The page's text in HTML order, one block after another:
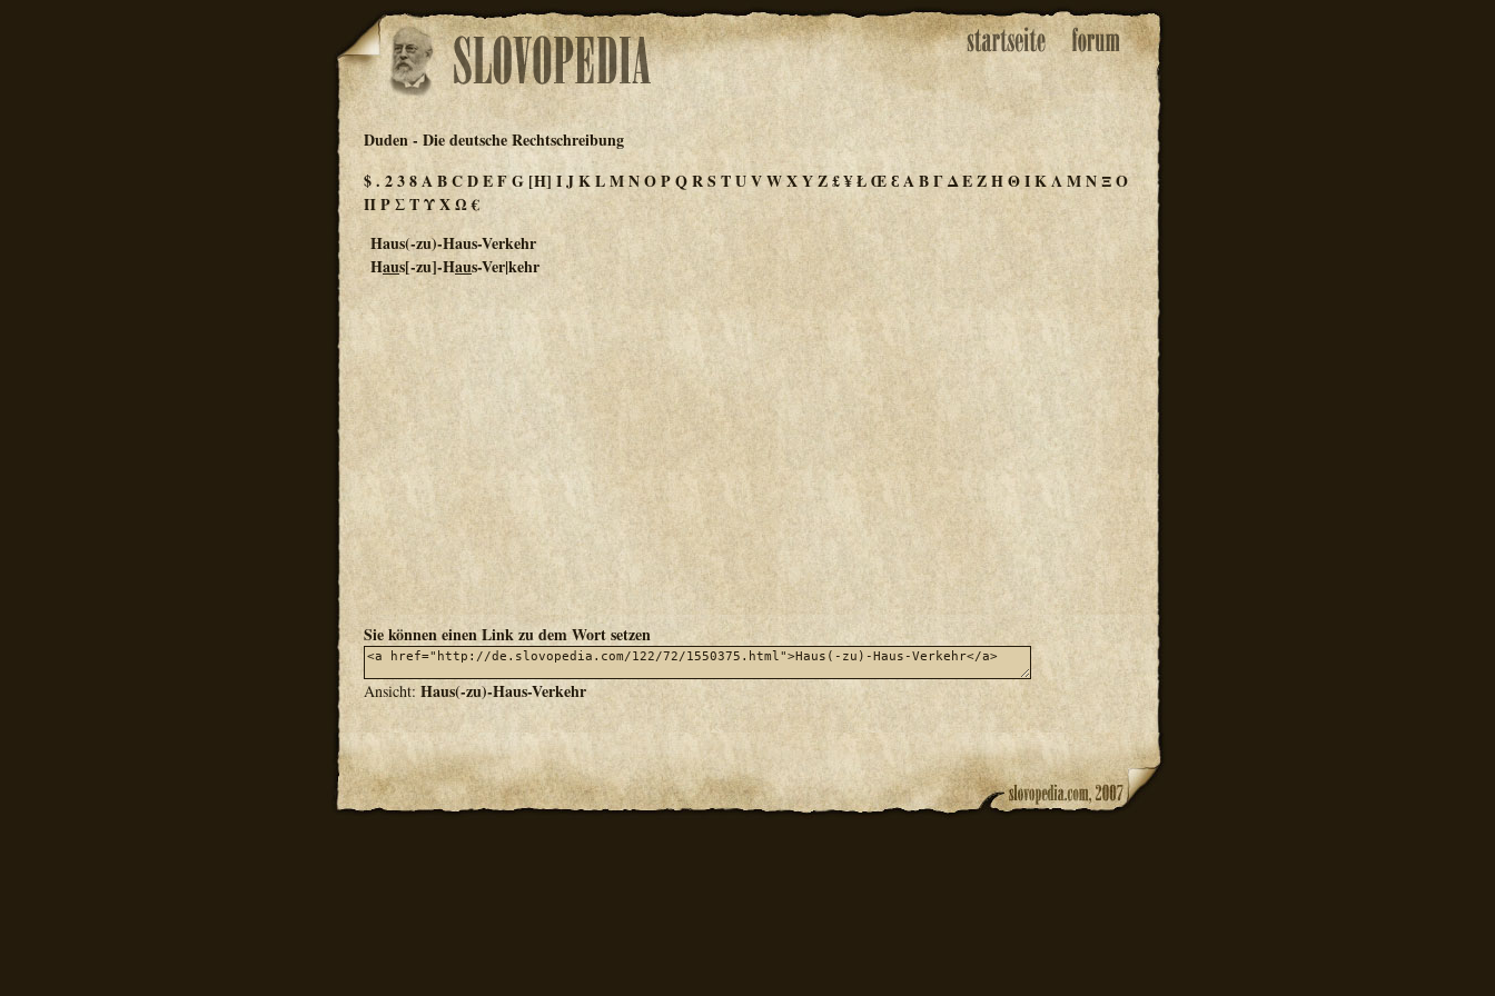
Duden - Die deutsche Rechtschreibung
$. 238ABCDEFG [H] IJKLMNOPQRS TUVWXYZ£¥ŁŒƐΑΒΓΔΕΖΗΘΙΚΛΜΝΞΟ
ΠΡΣΤΥΧΩ€
Haus(-zu)-Haus-Verkehr
Haus[-zu]-Haus-Ver|kehr
Sie können einen Link zu dem Wort setzen
Ansicht: Haus(-zu)-Haus-Verkehr